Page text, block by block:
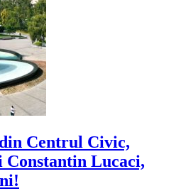
Centrul Civic,
Lucaci,